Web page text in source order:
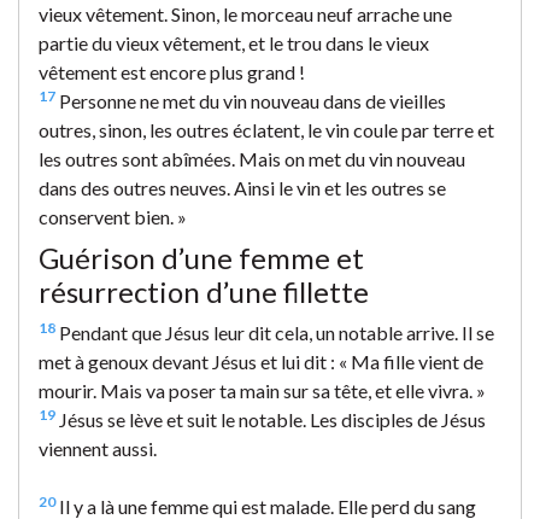
vieux vêtement. Sinon, le morceau neuf arrache une
partie du vieux vêtement, et le trou dans le vieux
vêtement est encore plus grand !
17 Personne ne met du vin nouveau dans de vieilles
outres, sinon, les outres éclatent, le vin coule par terre et
les outres sont abîmées. Mais on met du vin nouveau
dans des outres neuves. Ainsi le vin et les outres se
conservent bien. »
Guérison d’une femme et
résurrection d’une fillette
18 Pendant que Jésus leur dit cela, un notable arrive. Il se
met à genoux devant Jésus et lui dit : « Ma fille vient de
mourir. Mais va poser ta main sur sa tête, et elle vivra. »
19 Jésus se lève et suit le notable. Les disciples de Jésus
viennent aussi.
20Il y a là une femme qui est malade. Elle perd du sang